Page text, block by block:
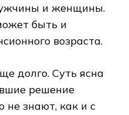
и женщины.
быть и
возраста.
долго. Суть ясна
решение
не знают, как и с